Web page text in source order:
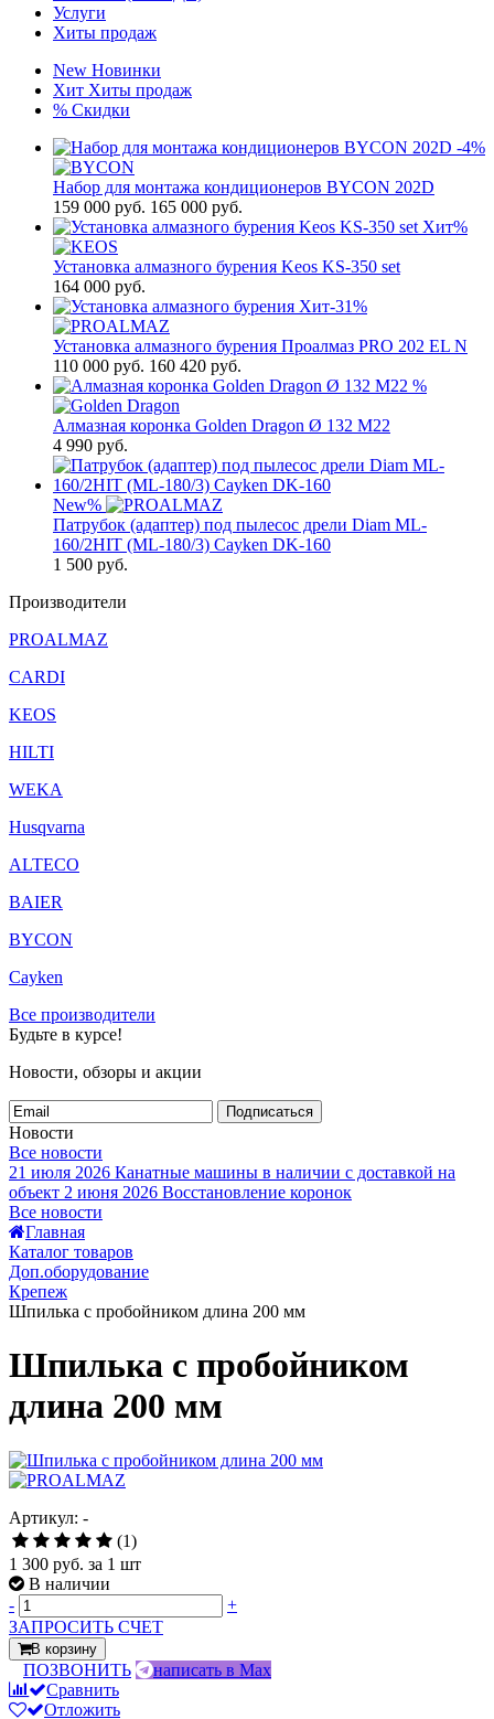
Услуги
Хиты продаж
New Новинки
Хит Хиты продаж
% Скидки
-4%
Набор для монтажа кондиционеров BYCON 202D
159 000 руб. 165 000 руб.
Хит%
Установка алмазного бурения Keos KS-350 set
164 000 руб.
Хит-31%
Установка алмазного бурения Проалмаз PRO 202 EL N
110 000 руб. 160 420 руб.
%
Алмазная коронка Golden Dragon Ø 132 М22
4 990 руб.
New%
Патрубок (адаптер) под пылесос дрели Diam ML-
160/2HIT (ML-180/3) Cayken DK-160
1 500 руб.
Производители
PROALMAZ
CARDI
KEOS
HILTI
WEKA
Husqvarna
ALTECO
BAIER
BYCON
Cayken
Все производители
Будьте в курсе!
Новости, обзоры и акции
Подписаться
Новости
Все новости
21 июля 2026 Канатные машины в наличии с доставкой на
объект 2 июня 2026 Восстановление коронок
Все новости
Главная
Каталог товаров
Доп.оборудование
Крепеж
Шпилька с пробойником длина 200 мм
Шпилька с пробойником
длина 200 мм
Артикул: -
(1)
1 300 руб. за 1 шт
В наличии
-
+
ЗАПРОСИТЬ СЧЕТ
В корзину
ПОЗВОНИТЬ
написать в Max
Сравнить
Отложить